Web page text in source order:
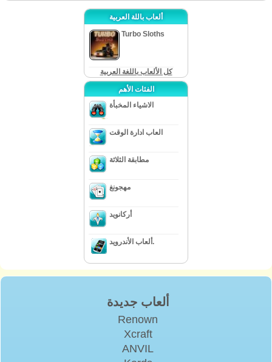
ألعاب باللة العربية
Turbo Sloths
كل الألعاب باللغة العربية
الفئات الأهم
الاشياء المخبأة
العاب ادارة الوقت
مطابقة الثلاثة
مهجونغ
أركانويد
ألعاب الأندرويد.
ألعاب جديدة
Renown
Xcraft
ANVIL